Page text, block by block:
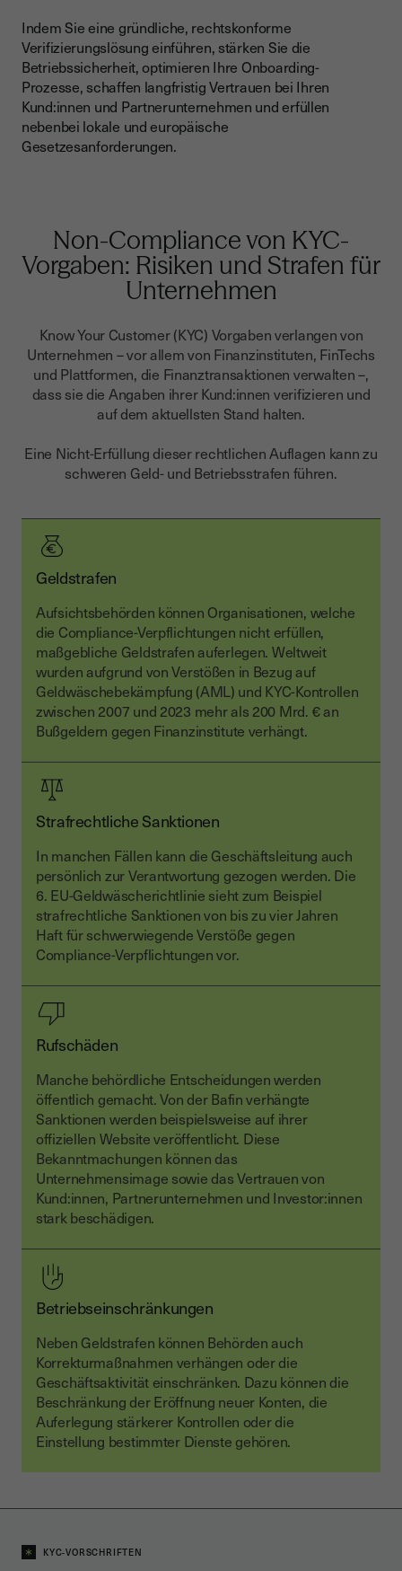
Indem Sie eine gründliche, rechtskonforme
Verifizierungslösung einführen, stärken Sie die
Betriebssicherheit, optimieren Ihre Onboarding-
Prozesse, schaffen langfristig Vertrauen bei Ihren
Kund:innen und Partnerunternehmen und erfüllen
nebenbei lokale und europäische
Gesetzesanforderungen.
Non-Compliance von KYC-
Vorgaben: Risiken und Strafen für
Unternehmen
Know Your Customer (KYC) Vorgaben verlangen von
Unternehmen – vor allem von Finanzinstituten, FinTechs
und Plattformen, die Finanztransaktionen verwalten –,
dass sie die Angaben ihrer Kund:innen verifizieren und
auf dem aktuellsten Stand halten.
Eine Nicht-Erfüllung dieser rechtlichen Auflagen kann zu
schweren Geld- und Betriebsstrafen führen.
Geldstrafen
Aufsichtsbehörden können Organisationen, welche
die Compliance-Verpflichtungen nicht erfüllen,
maßgebliche Geldstrafen auferlegen. Weltweit
wurden aufgrund von Verstößen in Bezug auf
Geldwäschebekämpfung (AML) und KYC-Kontrollen
zwischen 2007 und 2023 mehr als 200 Mrd. € an
Bußgeldern gegen Finanzinstitute verhängt.
Strafrechtliche Sanktionen
In manchen Fällen kann die Geschäftsleitung auch
persönlich zur Verantwortung gezogen werden. Die
6. EU-Geldwäscherichtlinie sieht zum Beispiel
strafrechtliche Sanktionen von bis zu vier Jahren
Haft für schwerwiegende Verstöße gegen
Compliance-Verpflichtungen vor.
Rufschäden
Manche behördliche Entscheidungen werden
öffentlich gemacht. Von der Bafin verhängte
Sanktionen werden beispielsweise auf ihrer
offiziellen Website veröffentlicht. Diese
Bekanntmachungen können das
Unternehmensimage sowie das Vertrauen von
Kund:innen, Partnerunternehmen und Investor:innen
stark beschädigen.
Betriebseinschränkungen
Neben Geldstrafen können Behörden auch
Korrekturmaßnahmen verhängen oder die
Geschäftsaktivität einschränken. Dazu können die
Beschränkung der Eröffnung neuer Konten, die
Auferlegung stärkerer Kontrollen oder die
Einstellung bestimmter Dienste gehören.
KYC-VORSCHRIFTEN